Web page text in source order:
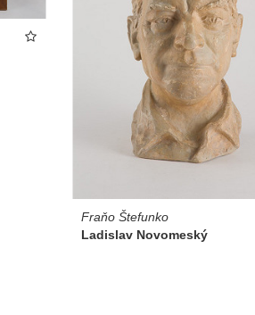
Fraňo Štefunko
Ladislav Novomeský